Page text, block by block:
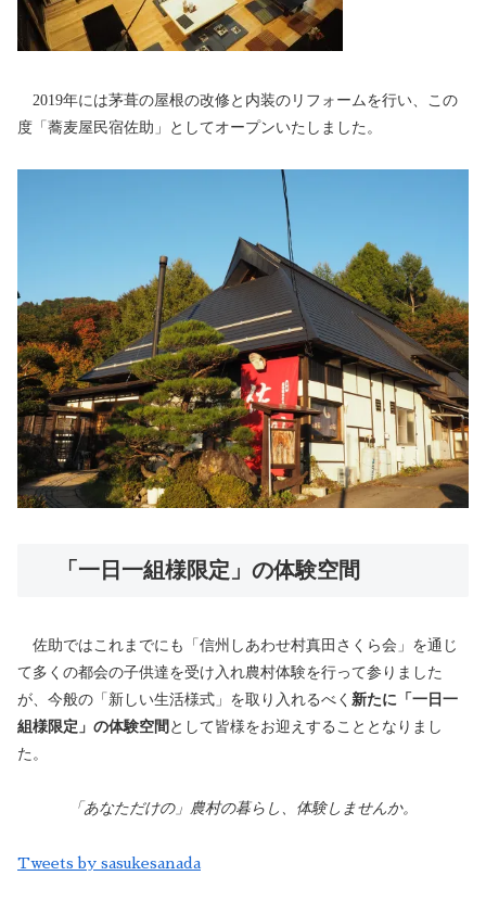
2019年には茅葺の屋根の改修と内装のリフォームを行い、この
度「蕎麦屋民宿佐助」としてオープンいたしました。
「一日一組様限定」の体験空間
佐助ではこれまでにも「信州しあわせ村真田さくら会」を通じ
て多くの都会の子供達を受け入れ農村体験を行って参りました
が、今般の「新しい生活様式」を取り入れるべく 新たに「一日一
組様限定」の体験空間 として皆様をお迎えすることとなりまし
た。
「あなただけの」農村の暮らし、体験しませんか。
Tweets by sasukesanada